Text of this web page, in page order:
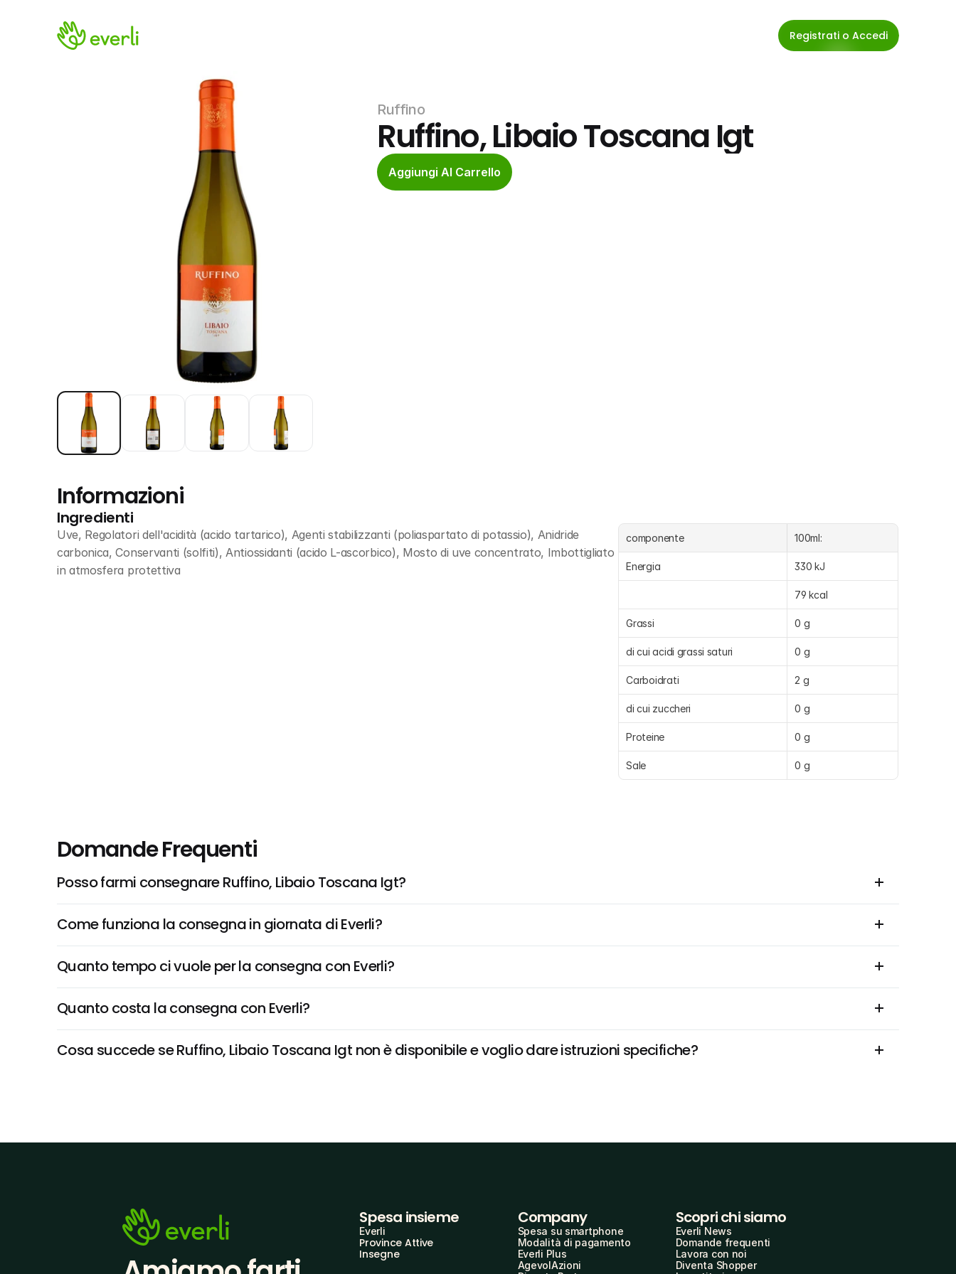
Registrati o Accedi
Ruffino
Ruffino, Libaio Toscana Igt
Aggiungi Al Carrello
Informazioni
Ingredienti
Uve, Regolatori dell'acidità (acido tartarico), Agenti stabilizzanti (poliaspartato di potassio), Anidride
carbonica, Conservanti (solfiti), Antiossidanti (acido L-ascorbico), Mosto di uve concentrato, Imbottigliato
in atmosfera protettiva
componente 100ml:
Energia 330 kJ
79 kcal
Grassi 0 g
di cui acidi grassi saturi 0 g
Carboidrati 2 g
di cui zuccheri 0 g
Proteine 0 g
Sale 0 g
Domande Frequenti
Posso farmi consegnare Ruffino, Libaio Toscana Igt?
Come funziona la consegna in giornata di Everli?
Quanto tempo ci vuole per la consegna con Everli?
Quanto costa la consegna con Everli?
Cosa succede se Ruffino, Libaio Toscana Igt non è disponibile e voglio dare istruzioni specifiche?
Spesa insieme
Everli
Province Attive
Insegne
Company
Spesa su smartphone
Modalità di pagamento
Everli Plus
AgevolAzioni
Scopri chi siamo
Everli News
Domande frequenti
Lavora con noi
Diventa Shopper